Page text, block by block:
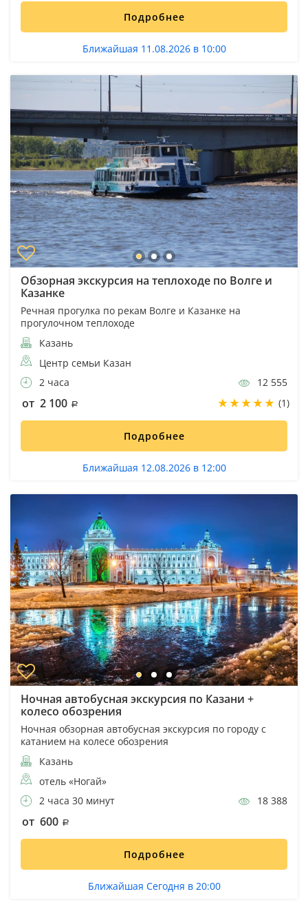
Подробнее
Ближайшая 11.08.2026 в 10:00
Обзорная экскурсия на теплоходе по Волге и
Казанке
Речная прогулка по рекам Волге и Казанке на
прогулочном теплоходе
Казань
Центр семьи Казан
2 часа
12 555
от 2 100 (1)
Подробнее
Ближайшая 12.08.2026 в 12:00
Ночная автобусная экскурсия по Казани +
колесо обозрения
Ночная обзорная автобусная экскурсия по городу с
катанием на колесе обозрения
Казань
отель «Ногай»
2 часа 30 минут
18 388
от 600
Подробнее
Ближайшая Сегодня в 20:00